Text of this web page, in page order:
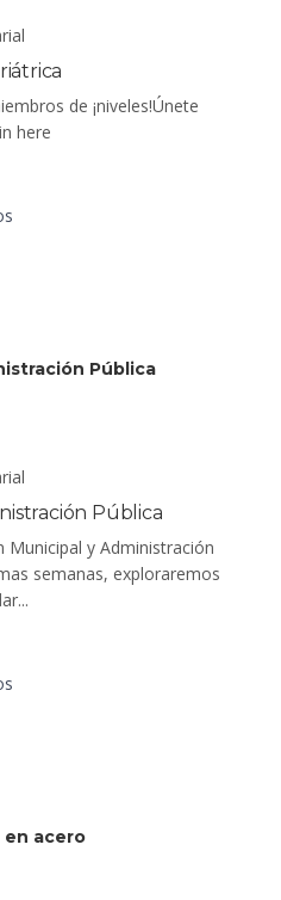
de ¡niveles!Únete
here
Pública
Pública
Municipal y Administración
semanas, exploraremos
en acero